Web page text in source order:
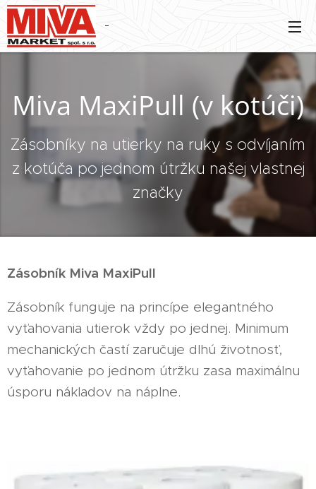
Miva MaxiPull (v kotúči)
Zásobníky na utierky na ruky s odvíjaním
z kotúča po jednom útržku našej vlastnej
značky
Zásobník Miva MaxiPull
Zásobník funguje na princípe elegantného
vyťahovania utierok vždy po jednej. Minimum
mechanických častí zaručuje dlhú životnosť,
vyťahovanie po jednom útržku zasa maximálnu
úsporu nákladov na náplne.